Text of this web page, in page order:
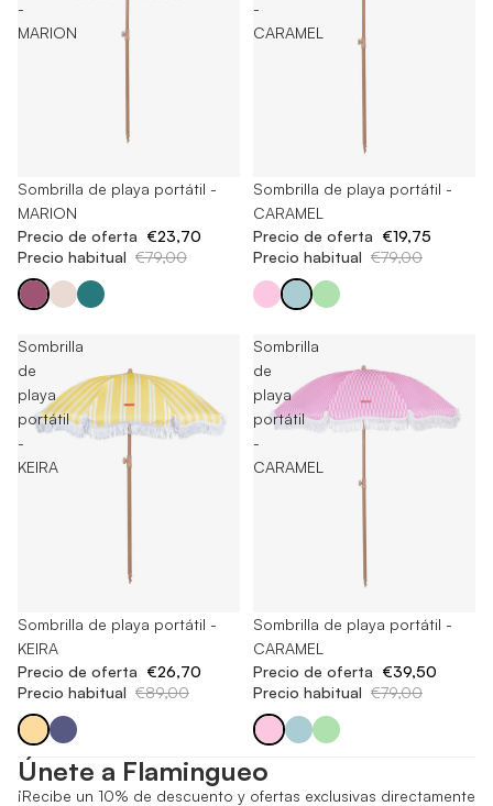
-
MARION
Agotado
Sombrilla de playa portátil -
MARION
Precio de oferta €23,70
Precio habitual €79,00
-
CARAMEL
Agotado
Sombrilla de playa portátil -
CARAMEL
Precio de oferta €19,75
Precio habitual €79,00
Sombrilla
de
playa
portátil
-
KEIRA
Agotado
Sombrilla de playa portátil -
KEIRA
Precio de oferta €26,70
Precio habitual €89,00
Sombrilla
de
playa
portátil
-
CARAMEL
Agotado
Sombrilla de playa portátil -
CARAMEL
Precio de oferta €39,50
Precio habitual €79,00
Únete a Flamingueo
¡Recibe un 10% de descuento y ofertas exclusivas directamente